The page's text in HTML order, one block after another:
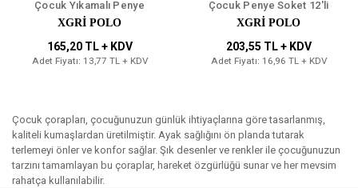
Çocuk Yıkamalı Penye
Soket Çorap 12'li
XGRİ POLO
165,20 TL + KDV
Adet Fiyatı: 13,77 TL + KDV
Çocuk Penye Soket 12'li
XGRİ POLO
203,55 TL + KDV
Adet Fiyatı: 16,96 TL + KDV
Çocuk çorapları, çocuğunuzun günlük ihtiyaçlarına göre tasarlanmış,
kaliteli kumaşlardan üretilmiştir. Ayak sağlığını ön planda tutarak
terlemeyi önler ve konfor sağlar. Şık desenler ve renkler ile çocuğunuzun
tarzını tamamlayan bu çoraplar, hareket özgürlüğü sunar ve her mevsim
rahatça kullanılabilir.